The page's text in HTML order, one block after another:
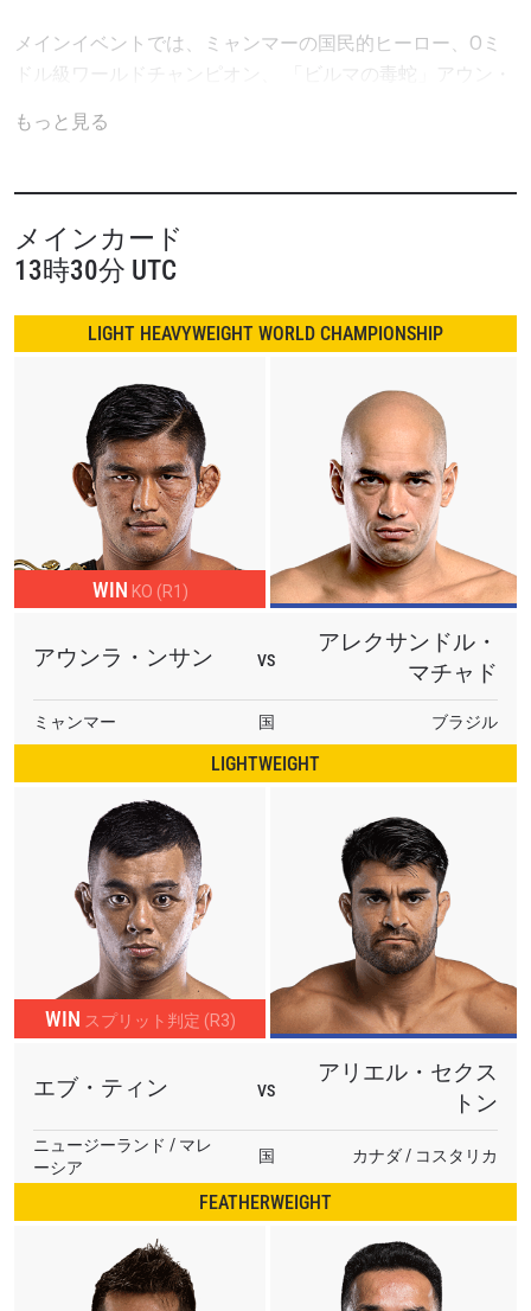
メインイベントでは、ミャンマーの国民的ヒーロー、Oミ
ドル級ワールドチャンピオン、 「ビルマの毒蛇」アウン・
求め、ブラジルのアレクサンドル・マチャドの首を取り、
もう一つのメインイベントは、「地球外格闘生命体」エ
ヴ・ティンと「ザ・ターザン」アリエル・セクストンが、
世界最高のライト級を求め、伝説的な戦いを繰り広げま
す。
お見逃し無く。
もっと見る
メインカード
13時30分 UTC
LIGHT HEAVYWEIGHT WORLD CHAMPIONSHIP
WIN KO (R1)
アウンラ・ンサン VS
アレクサンドル・
マチャド
ミャンマー 国 ブラジル
LIGHTWEIGHT
WIN スプリット判定 (R3)
エブ・ティン VS
アリエル・セクス
トン
ニュージーランド / マレ
ーシア
国 カナダ / コスタリカ
FEATHERWEIGHT